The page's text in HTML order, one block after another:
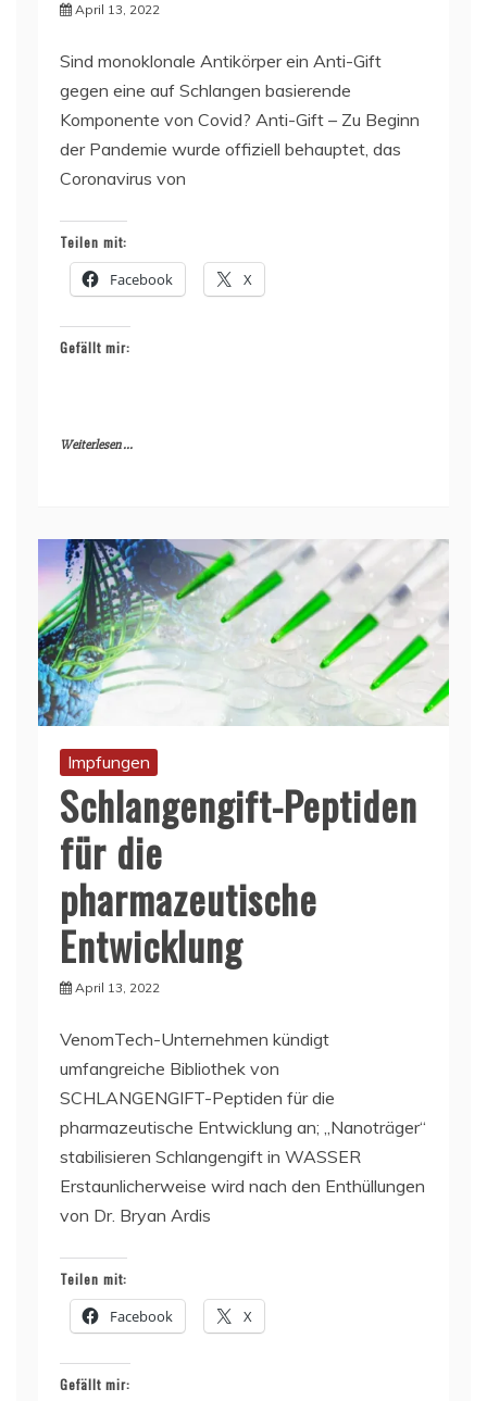
April 13, 2022
Sind monoklonale Antikörper ein Anti-Gift
gegen eine auf Schlangen basierende
Komponente von Covid? Anti-Gift – Zu Beginn
der Pandemie wurde offiziell behauptet, das
Coronavirus von
Teilen mit:
Facebook X
Gefällt mir:
Weiterlesen ...
Impfungen
Schlangengift-Peptiden
für die
pharmazeutische
Entwicklung
April 13, 2022
VenomTech-Unternehmen kündigt
umfangreiche Bibliothek von
SCHLANGENGIFT-Peptiden für die
pharmazeutische Entwicklung an; „Nanoträger“
stabilisieren Schlangengift in WASSER
Erstaunlicherweise wird nach den Enthüllungen
von Dr. Bryan Ardis
Teilen mit:
Facebook X
Gefällt mir: